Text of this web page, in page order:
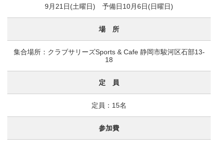
9月21日(土曜日) 予備日10月6日(日曜日)
場 所
集合場所：クラブサリーズSports & Cafe 静岡市駿河区石部13-
18
定 員
定員：15名
参加費